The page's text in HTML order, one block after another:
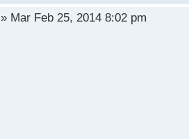
» Mar Feb 25, 2014 8:02 pm